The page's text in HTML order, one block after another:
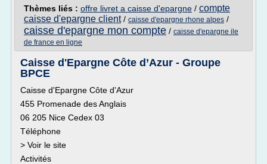
Thèmes liés : offre livret a caisse d'epargne / compte
caisse d'epargne client/ caisse d'epargne rhone alpes /
caisse d'epargne mon compte / caisse d'epargne ile
de france en ligne
Caisse d'Epargne Côte d’Azur - Groupe
BPCE
Caisse d'Epargne Côte d'Azur
455 Promenade des Anglais
06 205 Nice Cedex 03
Téléphone
> Voir le site
Activités